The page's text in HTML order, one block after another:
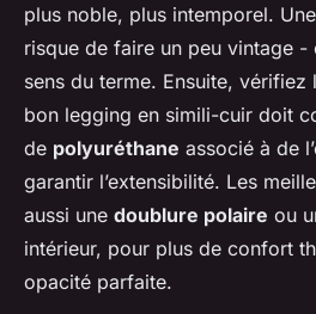
plus noble, plus intemporel.
risque de faire un peu vintage -
sens du terme. Ensuite,
bon legging en simili-cuir doit
de polyuréthane associé à de
garantir l’extensibilité. Les
aussi une doublure polaire ou
intérieur, pour plus de confort
opacité parfaite.